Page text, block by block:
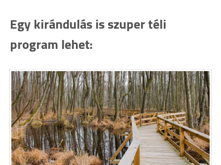
Egy kirándulás is szuper téli
program lehet: